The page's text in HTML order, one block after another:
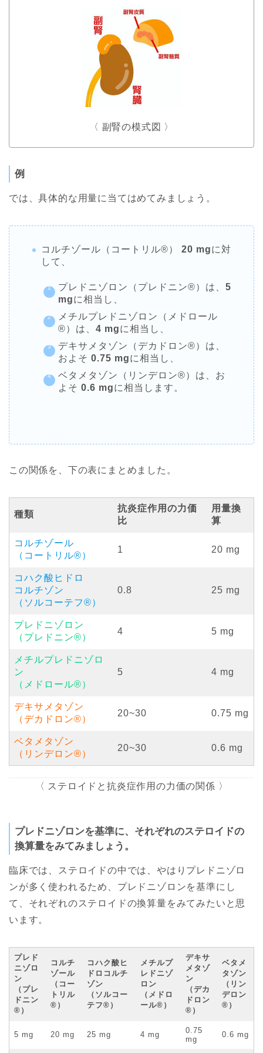
〈 副腎の模式図 〉
例
では、具体的な用量に当てはめてみましょう。
コルチゾール（コートリル®︎） 20 mgに対
して、
プレドニゾロン（プレドニン®︎）は、 5
mgに相当し、
メチルプレドニゾロン（メドロール
®︎）は、 4 mgに相当し、
デキサメタゾン（デカドロン®︎）は、
およそ 0.75 mgに相当し、
ベタメタゾン（リンデロン®︎）は、お
よそ 0.6 mgに相当します。
この関係を、下の表にまとめました。
種類
抗炎症作用の力価
比
用量換
算
コルチゾール
（コートリル®︎）
1 20 mg
コハク酸ヒドロ
コルチゾン
（ソルコーテフ®︎）
0.8 25 mg
プレドニゾロン
（プレドニン®︎）
4 5 mg
メチルプレドニゾロ
ン
（メドロール®︎）
5 4 mg
デキサメタゾン
（デカドロン®︎）
20~30 0.75 mg
ベタメタゾン
（リンデロン®︎）
20~30 0.6 mg
〈 ステロイドと抗炎症作用の力価の関係 〉
プレドニゾロンを基準に、それぞれのステロイドの
換算量をみてみましょう。
臨床では、ステロイドの中では、やはりプレドニゾロ
ンが多く使われるため、プレドニゾロンを基準にし
て、それぞれのステロイドの換算量をみてみたいと思
います。
プレド
ニゾロ
ン
（プレ
ドニン
®︎）
コルチ
ゾール
（コー
トリル
®︎）
コハク酸ヒ
ドロコルチ
ゾン
（ソルコー
テフ®︎）
メチルプ
レドニゾ
ロン
（メドロ
ール®︎）
デキサ
メタゾ
ン
（デカ
ドロン
®︎）
ベタメ
タゾン
（リン
デロン
®︎）
5 mg 20 mg 25 mg 4 mg
0.75
mg
0.6 mg